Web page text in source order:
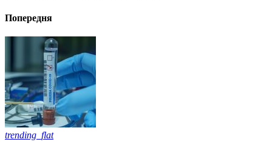
Попередня
trending_flat